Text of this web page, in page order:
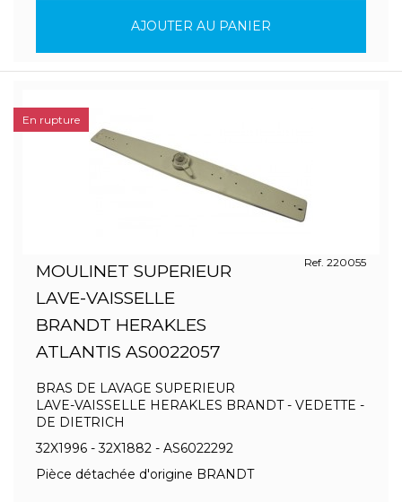
AJOUTER AU PANIER
MOULINET SUPERIEUR
LAVE-VAISSELLE
BRANDT HERAKLES
ATLANTIS AS0022057
Ref. 220055
BRAS DE LAVAGE SUPERIEUR
LAVE-VAISSELLE HERAKLES BRANDT - VEDETTE -
DE DIETRICH
32X1996 - 32X1882 - AS6022292
Pièce détachée d'origine BRANDT
En rupture